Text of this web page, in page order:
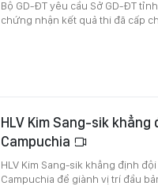
Bộ GD-ĐT yêu cầu Sở GD-ĐT
chứng nhận kết quả thi đã cấp
HLV Kim Sang-sik
Campuchia
HLV Kim Sang-sik khẳng định
Campuchia để giành vị trí đầu